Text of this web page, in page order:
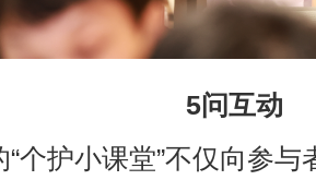
5问互动
“个护小课堂”不仅向参